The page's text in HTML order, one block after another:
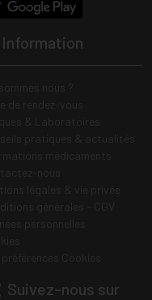
Information
Suivez-nous sur